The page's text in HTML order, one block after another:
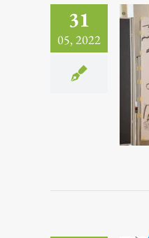
31
05, 2022